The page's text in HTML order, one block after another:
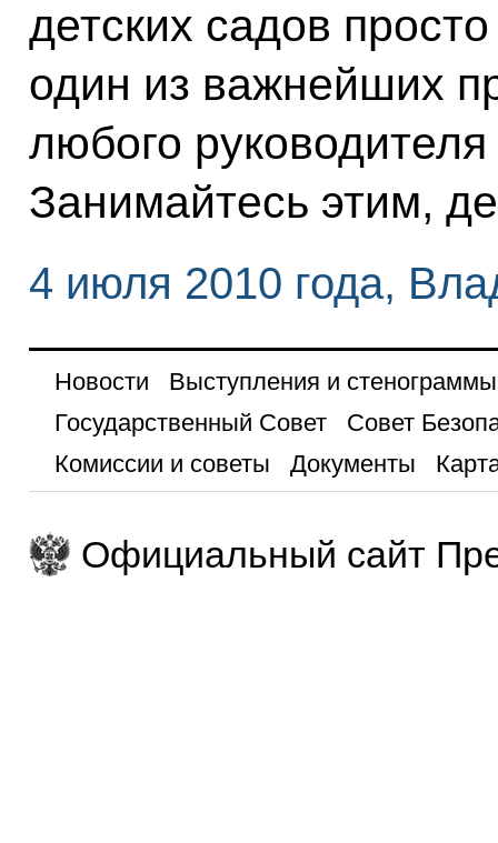
детских садов
один из важнейших
любого
Занимайтесь этим,
4 июля 2010 года,
Новости
Выступления и стенограммы
Государственный Совет
Совет
Комиссии и советы
Документы
Официальный сайт